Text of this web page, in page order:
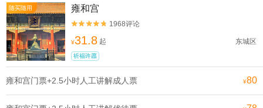
随买随用 雍和宫

 1968评论
¥31.8 起 东城区
祈福许愿
雍和宫门票+2.5小时人工讲解成人票 ¥80